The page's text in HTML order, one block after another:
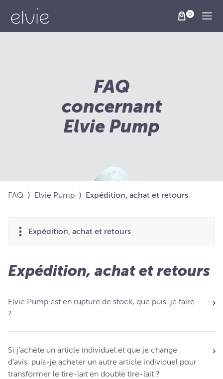
FAQ
concernant
Elvie Pump
FAQ ⟩ Elvie Pump ⟩ Expédition, achat et retours
Expédition, achat et retours
Expédition, achat et retours
Elvie Pump est en rupture de stock, que puis-je faire
?
Si j’achète un article individuel et que je change
d’avis, puis-je acheter un autre article individuel pour
transformer le tire-lait en double tire-lait ?